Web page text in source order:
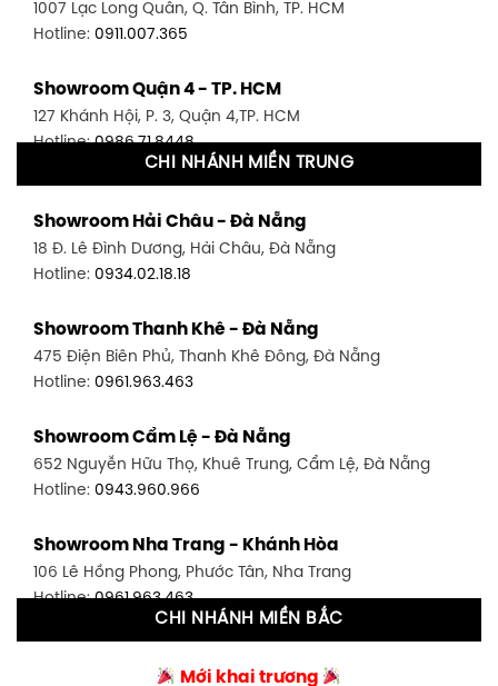
1007 Lạc Long Quân, Q. Tân Bình, TP. HCM
Hotline: 0911.007.365
Showroom Quận 4 - TP. HCM
127 Khánh Hội, P. 3, Quận 4,TP. HCM
Hotline:0986.71.8448
1411 Đường 3/2, P. 16, Quận 11, TP. HCM
Hotline:0906.256.759
1448 Huỳnh Tấn Phát, Phú Thuận, Quận 7, TP HCM
Hotline:0946.480.580
348 Đ. Bạch Đằng, P. 14, Bình Thạnh, TP HCM
Hotline:0902.716.230
591 Hoàng Văn Thụ, P. 4, Tân Bình, TP HCM
Hotline:0906.256.759
Showroom Tân Bình 2 - TP. HCM
0986.71.8448
CHI NHÁNH MIỀN TRUNG
Showroom Hải Châu - Đà Nẵng
18 Đ. Lê Đình Dương, Hải Châu, Đà Nẵng
Hotline: 0934.02.18.18
Showroom Thanh Khê - Đà Nẵng
475 Điện Biên Phủ, Thanh Khê Đông, Đà Nẵng
Hotline: 0961.963.463
Showroom Cẩm Lệ - Đà Nẵng
652 Nguyễn Hữu Thọ, Khuê Trung, Cẩm Lệ, Đà Nẵng
Hotline: 0943.960.966
Showroom Nha Trang - Khánh Hòa
106 Lê Hồng Phong, Phước Tân, Nha Trang
Hotline:0961.963.463
27-29 Nguyễn Sỹ Sách, Hưng Bình, TP Vinh, Nghệ An
CHI NHÁNH MIỀN BẮC
Mới khai trương